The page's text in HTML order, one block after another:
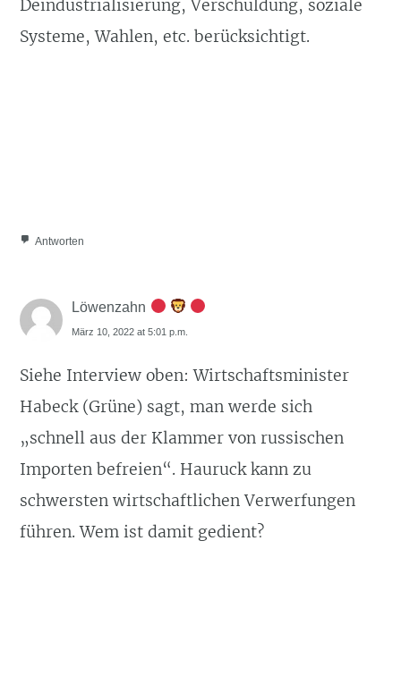
Deindustrialisierung, Verschuldung, soziale
Systeme, Wahlen, etc. berücksichtigt.
Antworten
Löwenzahn
März 10, 2022 at 5:01 p.m.
Siehe Interview oben: Wirtschaftsminister
Habeck (Grüne) sagt, man werde sich
„schnell aus der Klammer von russischen
Importen befreien“. Hauruck kann zu
schwersten wirtschaftlichen Verwerfungen
führen. Wem ist damit gedient?